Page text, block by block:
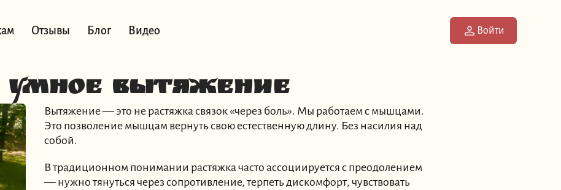
Отзывы Блог Видео Войти
Умное вытяжение
Вытяжение — это не растяжка связок «через боль». Мы работаем с мышцами.
Это позволение мышцам вернуть свою естественную длину. Без насилия над
собой.
В традиционном понимании растяжка часто ассоциируется с преодолением
— нужно тянуться через сопротивление, терпеть дискомфорт, чувствовать